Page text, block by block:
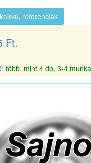
referenciák
Ft.
több, mint 4 db, 3-4